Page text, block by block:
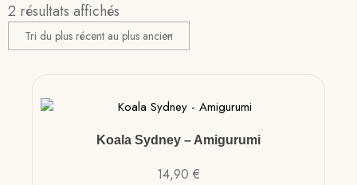
2 résultats affichés
Koala Sydney – Amigurumi
14,90 €